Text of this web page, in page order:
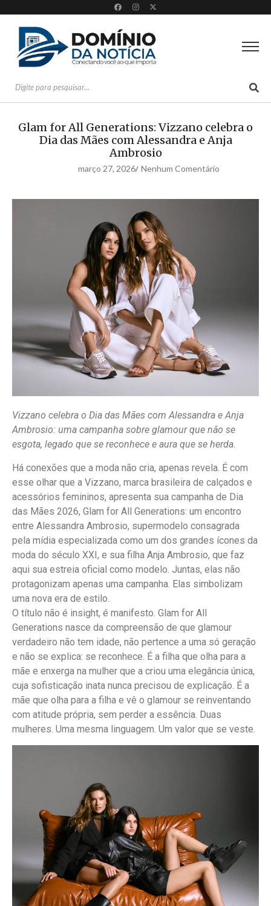
Glam for All Generations: Vizzano celebra o
Dia das Mães com Alessandra e Anja
Ambrosio
março 27, 2026/ Nenhum Comentário
Vizzano celebra o Dia das Mães com Alessandra e Anja
Ambrosio: uma campanha sobre glamour que não se
esgota, legado que se reconhece e aura que se herda.
Há conexões que a moda não cria, apenas revela. É com
esse olhar que a Vizzano, marca brasileira de calçados e
acessórios femininos, apresenta sua campanha de Dia
das Mães 2026, Glam for All Generations: um encontro
entre Alessandra Ambrosio, supermodelo consagrada
pela mídia especializada como um dos grandes ícones da
moda do século XXI, e sua filha Anja Ambrosio, que faz
aqui sua estreia oficial como modelo. Juntas, elas não
protagonizam apenas uma campanha. Elas simbolizam
uma nova era de estilo.
O título não é insight, é manifesto. Glam for All
Generations nasce da compreensão de que glamour
verdadeiro não tem idade, não pertence a uma só geração
e não se explica: se reconhece. É a filha que olha para a
mãe e enxerga na mulher que a criou uma elegância única,
cuja sofisticação inata nunca precisou de explicação. É a
mãe que olha para a filha e vê o glamour se reinventando
com atitude própria, sem perder a essência. Duas
mulheres. Uma mesma linguagem. Um valor que se veste.